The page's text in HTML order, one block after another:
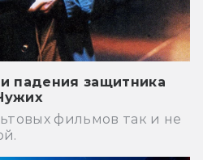
падения защитника
фильмов так и не